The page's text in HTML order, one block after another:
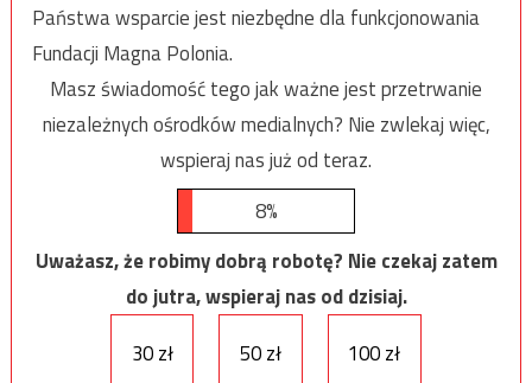
Państwa wsparcie jest niezbędne dla funkcjonowania
Fundacji Magna Polonia.
Masz świadomość tego jak ważne jest przetrwanie
niezależnych ośrodków medialnych? Nie zwlekaj więc,
wspieraj nas już od teraz.
8%
Uważasz, że robimy dobrą robotę? Nie czekaj zatem
do jutra, wspieraj nas od dzisiaj.
30 zł
50 zł 100 zł